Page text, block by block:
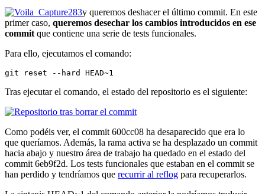
y queremos deshacer el último commit. En este
primer caso, queremos desechar los cambios introducidos en ese
commit que contiene una serie de tests funcionales.
Para ello, ejecutamos el comando:
git reset --hard HEAD~1
Tras ejecutar el comando, el estado del repositorio es el siguiente:
Como podéis ver, el commit 600cc08 ha desaparecido que era lo
que queríamos. Además, la rama activa se ha desplazado un commit
hacia abajo y nuestro área de trabajo ha quedado en el estado del
commit 6eb9f2d. Los tests funcionales que estaban en el commit se
han perdido y tendríamos que recurrir al reflog para recuperarlos.